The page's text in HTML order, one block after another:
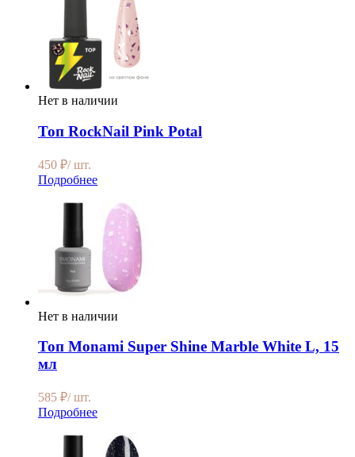
Нет в наличии
Топ RockNail Pink Potal
450 ₽/ шт.
Подробнее
Нет в наличии
Топ Monami Super Shine Marble White L, 15
мл
585 ₽/ шт.
Подробнее